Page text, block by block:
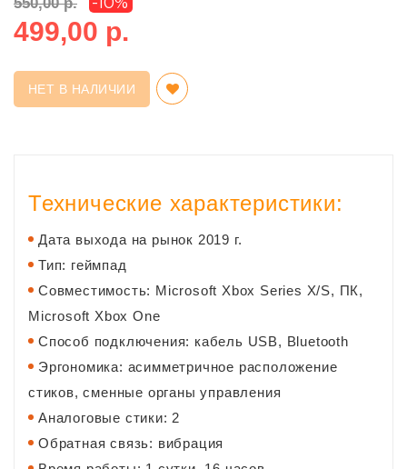
499,00 р.
НЕТ В НАЛИЧИИ
Технические характеристики:
Дата выхода на рынок 2019 г.
Тип: геймпад
Совместимость: Microsoft Xbox Series X/S, ПК,
Microsoft Xbox One
Способ подключения: кабель USB, Bluetooth
Эргономика: асимметричное расположение
стиков, сменные органы управления
Аналоговые стики: 2
Обратная связь: вибрация